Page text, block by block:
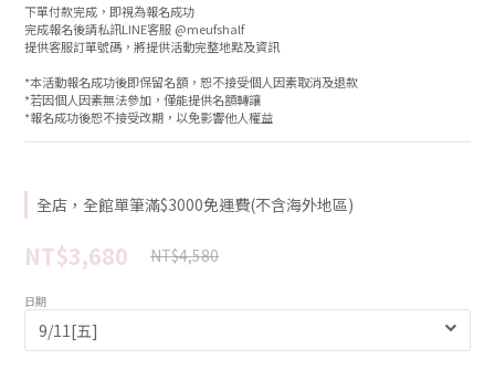
下單付款完成，即視為報名成功
完成報名後請私訊LINE客服 @meufshalf
提供客服訂單號碼，將提供活動完整地點及資訊
*本活動報名成功後即保留名額，恕不接受個人因素取消及退款
*若因個人因素無法參加，僅能提供名額轉讓
*報名成功後恕不接受改期，以免影響他人權益
全店，全館單筆滿$3000免運費(不含海外地區)
NT$3,680 NT$4,580
日期